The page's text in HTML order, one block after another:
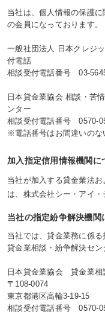
当社は、個人情報の保護
の会員になっております。
一般社団法人 日本クレジ
付電話
相談受付電話番号03-
日本貸金業協会 相談・苦
ンター
相談受付電話番号0570-
※電話番号はお間違いのな
加入指定信用情報機関に
当社が加入する貸金業法
は、株式会社シー・アイ・
当社の指定紛争解決機関
当社では、貸金業務に係
貸金業相談・紛争解決セン
日本貸金業協会 貸金業相
〒108-0074
東京都港区高輪3-19-15
相談受付電話番号0570-